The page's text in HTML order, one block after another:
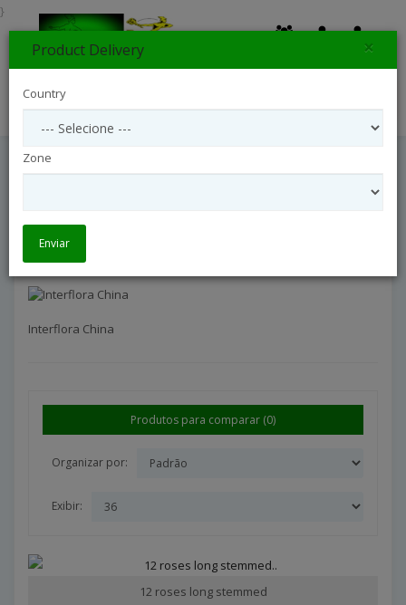
Interflora China
Interflora China
Produtos para comparar (0)
Organizar por:
Exibir:
12 roses long stemmed
}
Product Delivery ×
Country
Zone
Enviar